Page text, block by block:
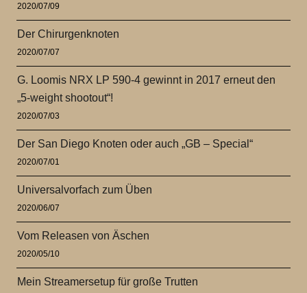
2020/07/09
Der Chirurgenknoten
2020/07/07
G. Loomis NRX LP 590-4 gewinnt in 2017 erneut den
„5-weight shootout“!
2020/07/03
Der San Diego Knoten oder auch „GB – Special“
2020/07/01
Universalvorfach zum Üben
2020/06/07
Vom Releasen von Äschen
2020/05/10
Mein Streamersetup für große Trutten